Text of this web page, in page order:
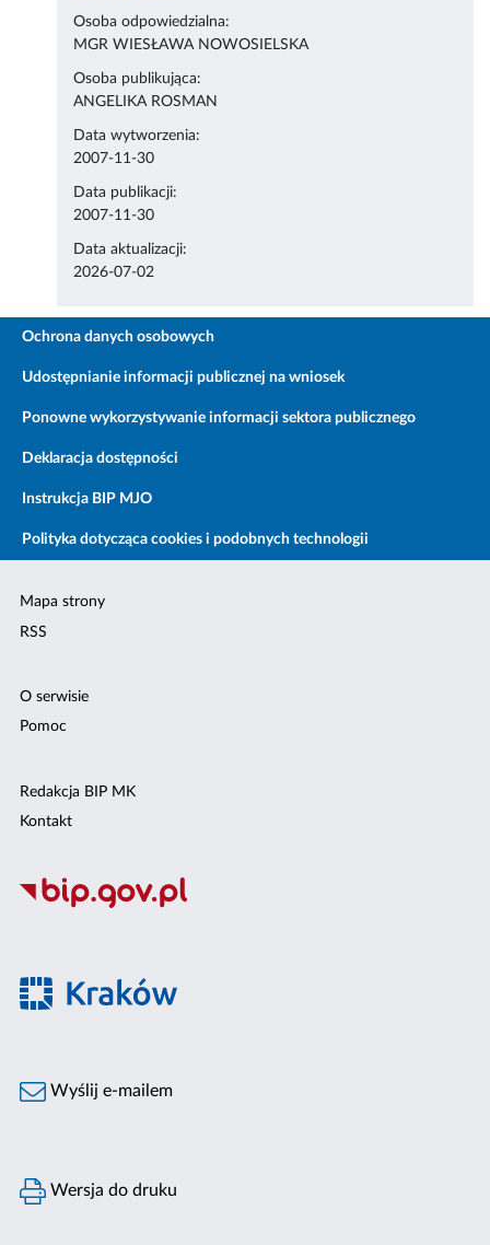
Osoba odpowiedzialna:
MGR WIESŁAWA NOWOSIELSKA
Osoba publikująca:
ANGELIKA ROSMAN
Data wytworzenia:
2007-11-30
Data publikacji:
2007-11-30
Data aktualizacji:
2026-07-02
Ochrona danych osobowych
Udostępnianie informacji publicznej na wniosek
Ponowne wykorzystywanie informacji sektora publicznego
Deklaracja dostępności
Instrukcja BIP MJO
Polityka dotycząca cookies i podobnych technologii
Mapa strony
RSS
O serwisie
Pomoc
Redakcja BIP MK
Kontakt
Wyślij e-mailem
Wersja do druku